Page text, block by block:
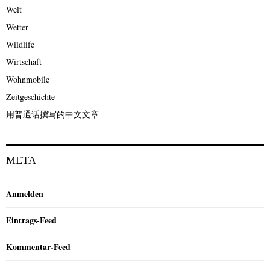
Welt
Wetter
Wildlife
Wirtschaft
Wohnmobile
Zeitgeschichte
用普通话撰写的中文文章
META
Anmelden
Eintrags-Feed
Kommentar-Feed